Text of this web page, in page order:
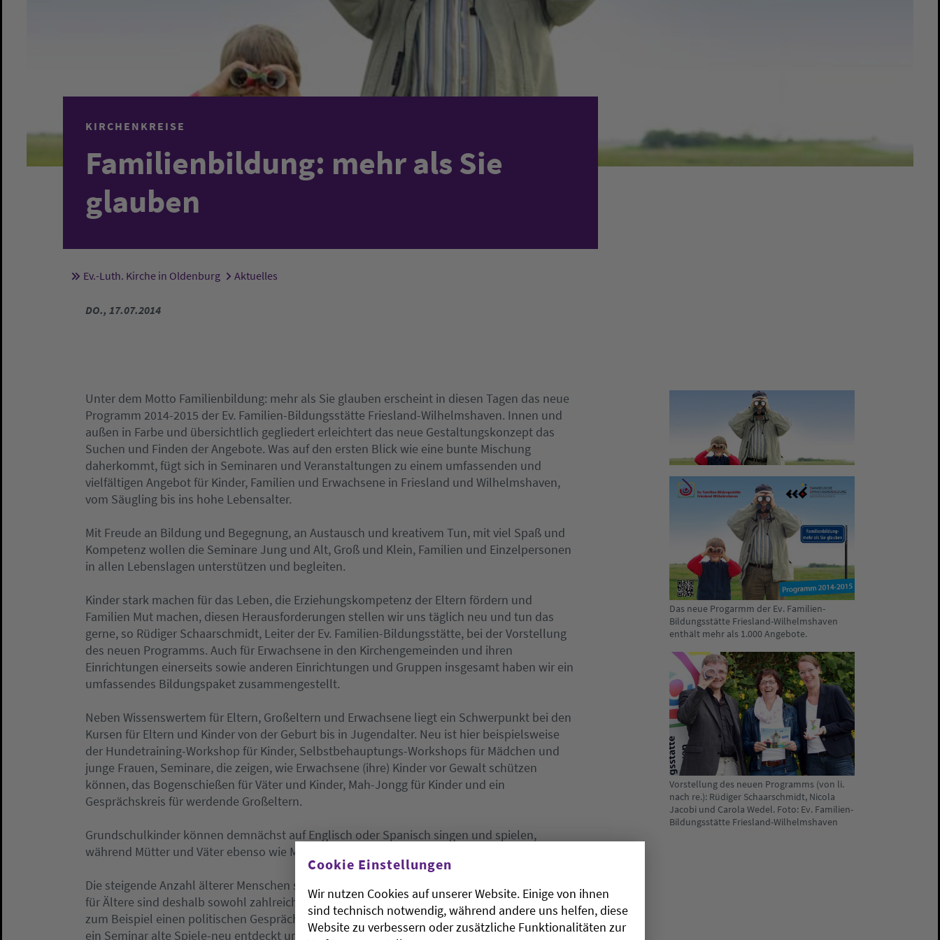
KIRCHENKREISE
Familienbildung: mehr als Sie
glauben
Sie sind hier:
Ev.-Luth. Kirche in Oldenburg Aktuelles
DO., 17.07.2014
Unter dem Motto Familienbildung: mehr als Sie glauben erscheint in diesen Tagen das neue
Programm 2014-2015 der Ev. Familien-Bildungsstätte Friesland-Wilhelmshaven. Innen und
außen in Farbe und übersichtlich gegliedert erleichtert das neue Gestaltungskonzept das
Suchen und Finden der Angebote. Was auf den ersten Blick wie eine bunte Mischung
daherkommt, fügt sich in Seminaren und Veranstaltungen zu einem umfassenden und
vielfältigen Angebot für Kinder, Familien und Erwachsene in Friesland und Wilhelmshaven,
vom Säugling bis ins hohe Lebensalter.
Mit Freude an Bildung und Begegnung, an Austausch und kreativem Tun, mit viel Spaß und
Kompetenz wollen die Seminare Jung und Alt, Groß und Klein, Familien und Einzelpersonen
in allen Lebenslagen unterstützen und begleiten.
Kinder stark machen für das Leben, die Erziehungskompetenz der Eltern fördern und
Familien Mut machen, diesen Herausforderungen stellen wir uns täglich neu und tun das
gerne, so Rüdiger Schaarschmidt, Leiter der Ev. Familien-Bildungsstätte, bei der Vorstellung
des neuen Programms. Auch für Erwachsene in den Kirchengemeinden und ihren
Einrichtungen einerseits sowie anderen Einrichtungen und Gruppen insgesamt haben wir ein
umfassendes Bildungspaket zusammengestellt.
Neben Wissenswertem für Eltern, Großeltern und Erwachsene liegt ein Schwerpunkt bei den
Kursen für Eltern und Kinder von der Geburt bis in Jugendalter. Neu ist hier beispielsweise
der Hundetraining-Workshop für Kinder, Selbstbehauptungs-Workshops für Mädchen und
junge Frauen, Seminare, die zeigen, wie Erwachsene (ihre) Kinder vor Gewalt schützen
können, das Bogenschießen für Väter und Kinder, Mah-Jongg für Kinder und ein
Gesprächskreis für werdende Großeltern.
Grundschulkinder können demnächst auf Englisch oder Spanisch singen und spielen,
während Mütter und Väter ebenso wie Mädchen Haare flechten lernen können.
Die steigende Anzahl älterer Menschen schlägt sich auch im Programm nieder. Die Angebote
für Ältere sind deshalb sowohl zahlreicher als auch bunter geworden. Neu für Ältere gibt es
zum Beispiel einen politischen Gesprächskreis zu aktuellen Themen, Musizieren für Ältere,
ein Seminar alte Spiele-neu entdeckt und gestaltet und den Workshop Biografiearbeit am
Das neue Progarmm der Ev. Familien-
Bildungsstätte Friesland-Wilhelmshaven
enthält mehr als 1.000 Angebote.
Vorstellung des neuen Programms (von li.
nach re.): Rüdiger Schaarschmidt, Nicola
Jacobi und Carola Wedel. Foto: Ev. Familien-
Bildungsstätte Friesland-Wilhelmshaven
Cookie Einstellungen
Wir nutzen Cookies auf unserer Website. Einige von ihnen
sind technisch notwendig, während andere uns helfen, diese
Website zu verbessern oder zusätzliche Funktionalitäten zur